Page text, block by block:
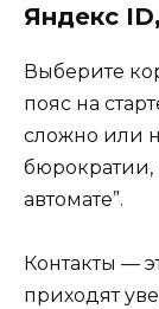
Яндекс
Выберите
пояс на
сложно или
бюрократии,
автомате”.
Контакты —
приходят